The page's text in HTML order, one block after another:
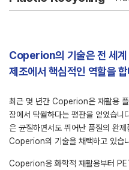
Coperion의 기술은 전 세계
제조에서 핵심적인 역할을
최근 몇 년간 Coperion은 재활용 플
장에서 탁월하다는 평판을 얻었습
은 균질하면서도 뛰어난 품질의 완
Coperion의 기술을 채택하고 있습
Coperion응 화학적 재활용부터